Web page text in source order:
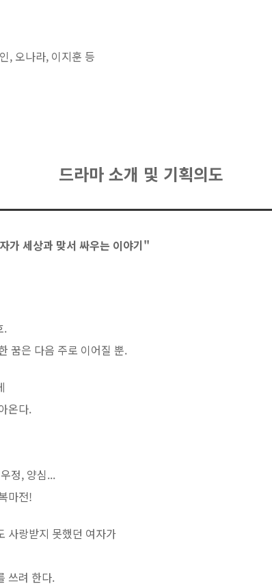
, 오나라, 이지훈 등
드라마 소개 및 기획의도
가 세상과 맞서 싸우는 이야기"
.
꿈은 다음 주로 이어질 뿐.
온다.
정, 양심...
마전!
사랑받지 못했던 여자가
쓰려 한다.